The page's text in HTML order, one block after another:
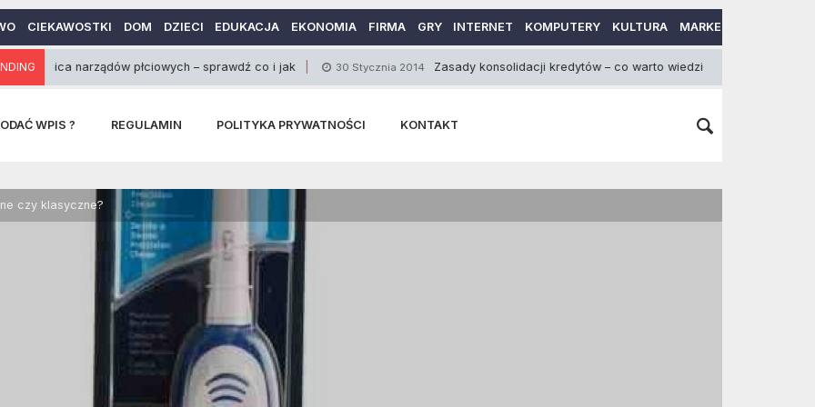
CIEKAWOSTKI DOM DZIECI EDUKACJA EKONOMIA FIRMA GRY INTERNET KOMPUTERY KULTURA MARKETING
narządów płciowych – sprawdź co i jak 30 Stycznia 2014 Zasady konsolidacji kredytów – co warto wiedzieć 30 Maja 2013
WPIS ? REGULAMIN POLITYKA PRYWATNOŚCI KONTAKT
czy klasyczne?